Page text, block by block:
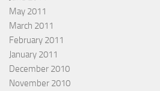
May 2011
March 2011
February 2011
January 2011
December 2010
November 2010